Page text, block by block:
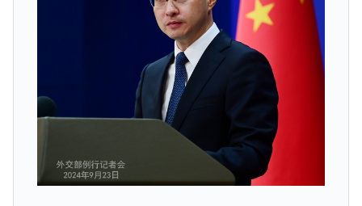
IT産業は人を雇用する効果は低い。全産業の
半分未満しか雇用を生まない
韓国「株式市場が賭博場のように変質した
のは政界の責任だ」
韓国「2026年1Q 資金循環統計」面白い結果
『Money1』
韓国化学企業最大手『ロッテケミカル』純